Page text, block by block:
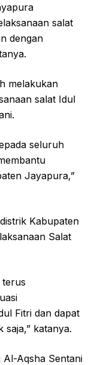
salat
dengan
melakukan
salat Idul
seluruh
Jayapura,”
Kabupaten
Salat
terus
Fitri dan dapat
saja,” katanya.
Al-Aqsha Sentani